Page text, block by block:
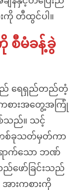
းကို တီထွင်ပါ။
မံခန့်ခွဲ
ည် ရေရှည်တည်တံ့
းကစားအတွေ့အကြုံ
သည်။ သင့်
စ်ခုသတ်မှတ်ကာ
ောက်သော ဘဏ်
ဖော်ခြင်းသည်
ားကစားကို